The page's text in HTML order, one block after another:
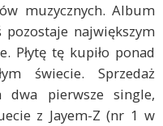
muzycznych. Album
pozostaje największym
Płytę tę kupiło ponad
świecie. Sprzedaż
dwa pierwsze single,
z Jayem-Z (nr 1 w